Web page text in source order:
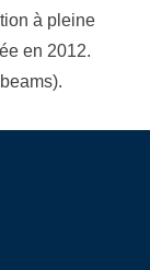
à pleine
en 2012.